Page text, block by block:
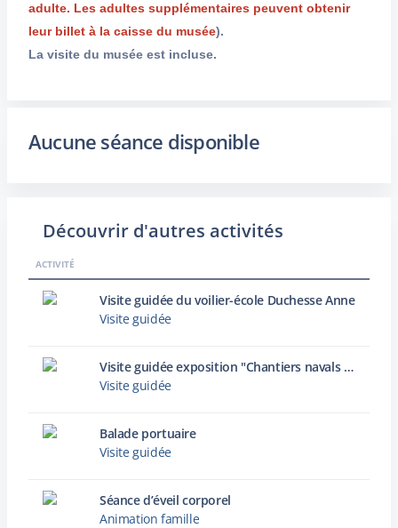
adulte. Les adultes supplémentaires peuvent obtenir
leur billet à la caisse du musée).
La visite du musée est incluse.
Aucune séance disponible
Découvrir d'autres activités
ACTIVITÉ
Visite guidée du voilier-école Duchesse Anne
Visite guidée
Visite guidée exposition "Chantiers navals : archives photographiques d’une histoire industrielle dunkerquoise"
Visite guidée
Balade portuaire
Visite guidée
Séance d’éveil corporel
Animation famille